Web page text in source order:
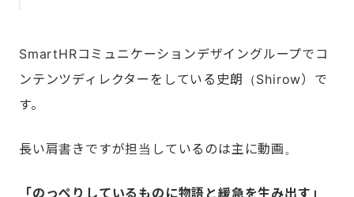
SmartHRコミュニケーションデザイングループでコ
ンテンツディレクターをしている史朗（Shirow）で
す。
長い肩書きですが担当しているのは主に動画。
「のっぺりしているものに物語と緩急を生み出す」